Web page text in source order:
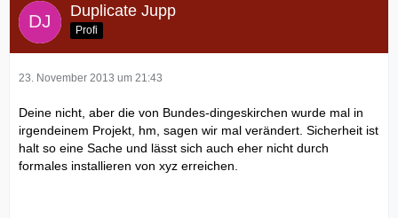
Duplicate Jupp
Profi
23. November 2013 um 21:43
Deine nicht, aber die von Bundes-dingeskirchen wurde mal in
irgendeinem Projekt, hm, sagen wir mal verändert. Sicherheit ist
halt so eine Sache und lässt sich auch eher nicht durch
formales installieren von xyz erreichen.